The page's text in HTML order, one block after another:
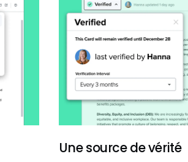
Une source de vérité